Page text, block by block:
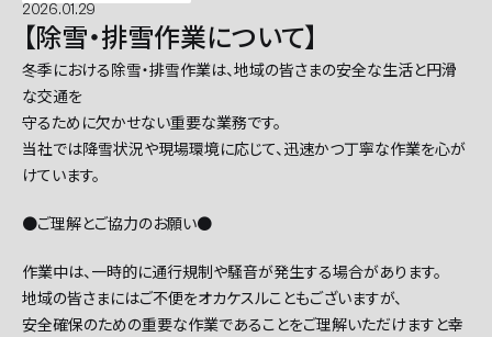
2026.01.29
【除雪・排雪作業について】
冬季における除雪・排雪作業は、地域の皆さまの安全な生活と円滑
な交通を
守るために欠かせない重要な業務です。
当社では降雪状況や現場環境に応じて、迅速かつ丁寧な作業を心が
けています。
●ご理解とご協力のお願い●
作業中は、一時的に通行規制や騒音が発生する場合があります。
地域の皆さまにはご不便をオカケスルこともございますが、
安全確保のための重要な作業であることをご理解いただけますと幸